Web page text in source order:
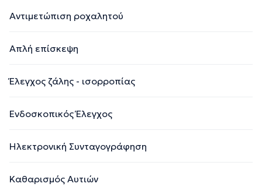
Αντιμετώπιση ροχαλητού
Απλή επίσκεψη
Έλεγχος ζάλης - ισορροπίας
Ενδοσκοπικός Έλεγχος
Ηλεκτρονική Συνταγογράφηση
Καθαρισμός Αυτιών